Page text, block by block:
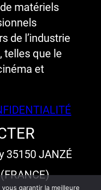
matériels
de l’industrie
telles que le
et
35150 JANZÉ
garantir la meilleure